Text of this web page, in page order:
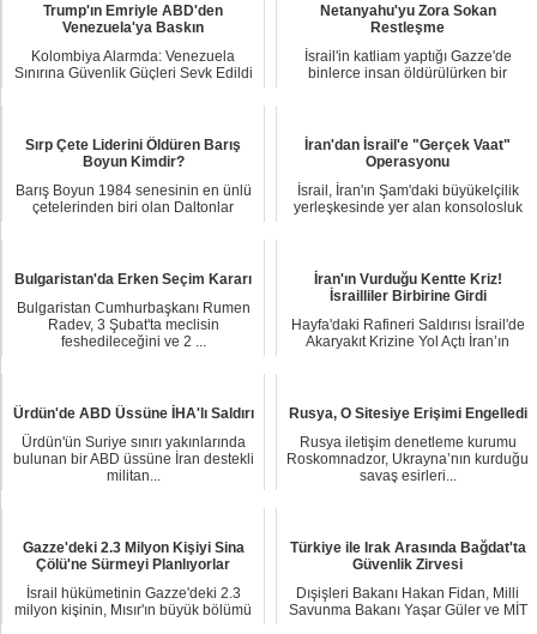
Trump'ın Emriyle ABD'den
Venezuela'ya Baskın
Kolombiya Alarmda: Venezuela
Sınırına Güvenlik Güçleri Sevk Edildi
Netanyahu'yu Zora Sokan
Restleşme
İsrail'in katliam yaptığı Gazze'de
binlerce insan öldürülürken bir
Sırp Çete Liderini Öldüren Barış
Boyun Kimdir?
Barış Boyun 1984 senesinin en ünlü
çetelerinden biri olan Daltonlar
İran'dan İsrail'e "Gerçek Vaat"
Operasyonu
İsrail, İran'ın Şam'daki büyükelçilik
yerleşkesinde yer alan konsolosluk
Bulgaristan'da Erken Seçim Kararı
Bulgaristan Cumhurbaşkanı Rumen
Radev, 3 Şubat'ta meclisin
feshedileceğini ve 2 ...
İran'ın Vurduğu Kentte Kriz!
İsrailliler Birbirine Girdi
Hayfa'daki Rafineri Saldırısı İsrail'de
Akaryakıt Krizine Yol Açtı İran’ın
Ürdün'de ABD Üssüne İHA'lı Saldırı
Ürdün'ün Suriye sınırı yakınlarında
bulunan bir ABD üssüne İran destekli
militan...
Rusya, O Sitesiye Erişimi Engelledi
Rusya iletişim denetleme kurumu
Roskomnadzor, Ukrayna’nın kurduğu
savaş esirleri...
Gazze'deki 2.3 Milyon Kişiyi Sina
Çölü'ne Sürmeyi Planlıyorlar
İsrail hükümetinin Gazze'deki 2.3
milyon kişinin, Mısır'ın büyük bölümü
Türkiye ile Irak Arasında Bağdat'ta
Güvenlik Zirvesi
Dışişleri Bakanı Hakan Fidan, Milli
Savunma Bakanı Yaşar Güler ve MİT